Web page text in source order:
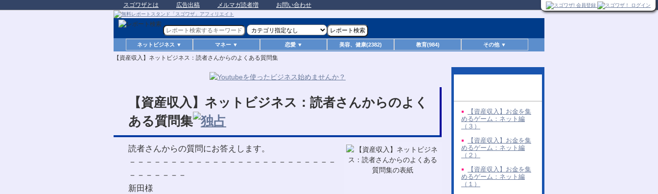
スゴワザとは 広告出稿 メルマガ読者増 お問い合わせ
ネットビジネス ▼ マネー ▼ 恋愛 ▼ 美容、健康(2382) 教育(984) その他 ▼
【資産収入】ネットビジネス：読者さんからのよくある質問集
【資産収入】ネットビジネス：読者さんからのよく
ある質問集
読者さんからの質問にお答えします。
－－－－－－－－－－－－－－－－－－－－－－－－－
－－－－－－－
新田様
【資産収入】お金を集
めるゲーム：ネット編
（３）
【資産収入】お金を集
めるゲーム：ネット編
（２）
【資産収入】お金を集
めるゲーム：ネット編
（１）